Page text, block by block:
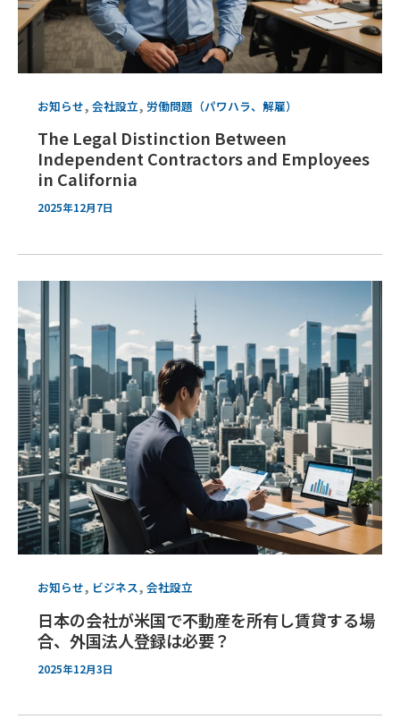
お知らせ, 会社設立, 労働問題（パワハラ、解雇）
The Legal Distinction Between
Independent Contractors and Employees
in California
2025年12月7日
お知らせ, ビジネス, 会社設立
日本の会社が米国で不動産を所有し賃貸する場
合、外国法人登録は必要？
2025年12月3日